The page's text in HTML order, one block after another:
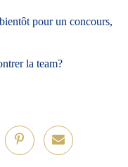
pour un concours,
la team?